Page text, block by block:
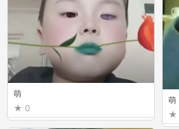
萌
萌
0